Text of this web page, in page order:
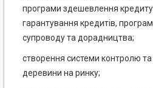
програми здешевлення
гарантування кредитів, програм
супроводу та дорадництва;
створення системи контролю та
деревини на ринку;